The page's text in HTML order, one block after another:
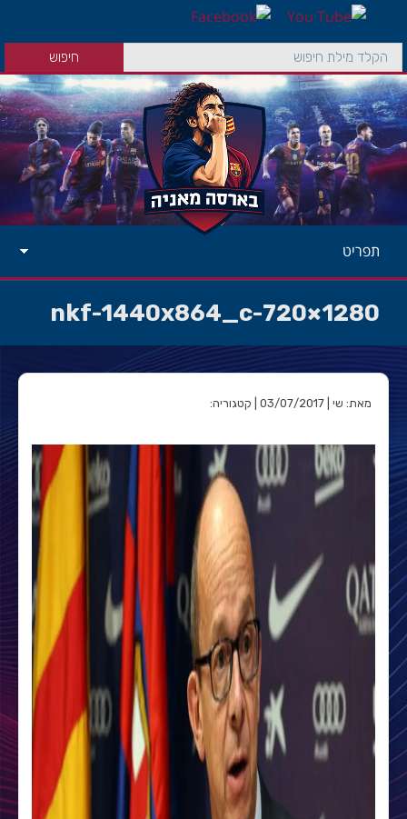
תפריט
1280×720-nkf-1440x864_c
מאת: שי | 03/07/2017 | קטגוריה: